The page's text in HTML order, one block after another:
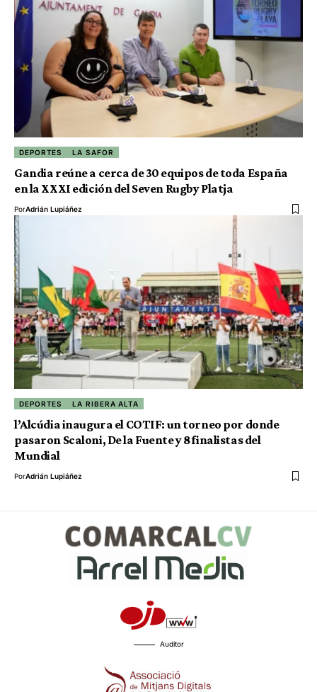
DEPORTES LA SAFOR
Gandia reúne a cerca de 30 equipos de toda España
en la XXXI edición del Seven Rugby Platja
PorAdrián Lupiáñez
DEPORTES LA RIBERA ALTA
l’Alcúdia inaugura el COTIF: un torneo por donde
pasaron Scaloni, De la Fuente y 8 finalistas del
Mundial
PorAdrián Lupiáñez
Auditor